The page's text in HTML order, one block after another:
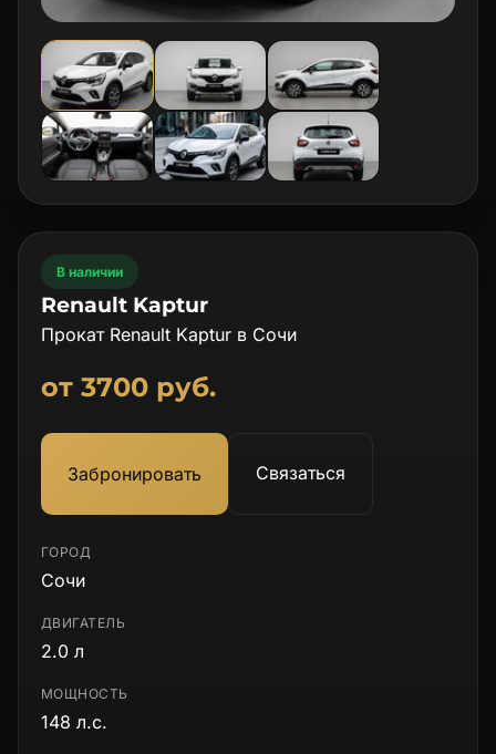
В наличии
Renault Kaptur
Прокат Renault Kaptur в Сочи
от 3700 руб.
Забронировать Связаться
ГОРОД
Сочи
ДВИГАТЕЛЬ
2.0 л
МОЩНОСТЬ
148 л.с.